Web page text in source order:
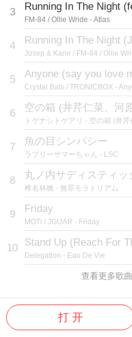
3 Running In The Night
FM-84 / Ollie Wride - Atlas
4
Josep & Kane / FM-84 / Ollie
5 Anyone (say you love
Crystal Bats / TRONICBOX -
6 空の箱 (井芹仁菜、河
トゲナシトゲアリ - 空の箱 (井
7 魚の目シンパシー
ラブリーサマーちゃん - LSC
8 丸ノ内サディスティッ
椎名林檎 - 無罪モラトリアム
9 Friday
MOTi / JGUAR - Friday
10 Stand Up (Reach For
Delegation - Eau De Vie
查看更多歌
打 开